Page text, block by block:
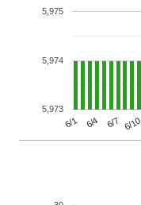
6/1 6/4 6/7 6/10
5,973
5,974
5,975